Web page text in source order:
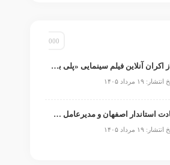
آغاز اکران آنلاین فیلم سینمایی «پلی بر رودخانه خشک» در «هاشور»
۱۹ مرداد ۱۴۰۵
عیادت استاندار اصفهان و مدیرعامل صندوق اعتباری هنر از استاد ایرج خواجه‌امیری
۱۹ مرداد ۱۴۰۵